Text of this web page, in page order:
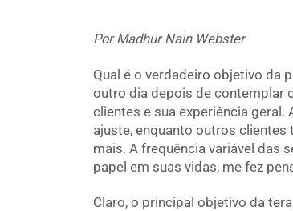
Por Madhur Nain Webster
Qual é o verdadeiro objetivo da
outro dia depois de contemplar
clientes e sua experiência
ajuste, enquanto outros
mais. A frequência variável das
papel em suas vidas, me fez
Claro, o principal objetivo da